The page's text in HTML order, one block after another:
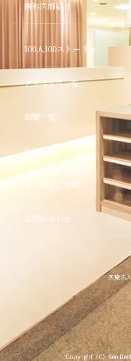
歯科医師紹介
100人100ストーリー
クリニック一覧
治療一覧
お知らせ
よくあるご質問
お問い合わせ
医療法
Copyright（C）Ken